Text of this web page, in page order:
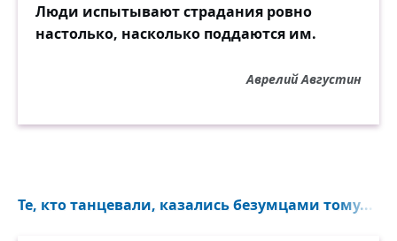
Люди испытывают страдания ровно
настолько, насколько поддаются им.
Аврелий Августин
Те, кто танцевали, казались безумцами тому...